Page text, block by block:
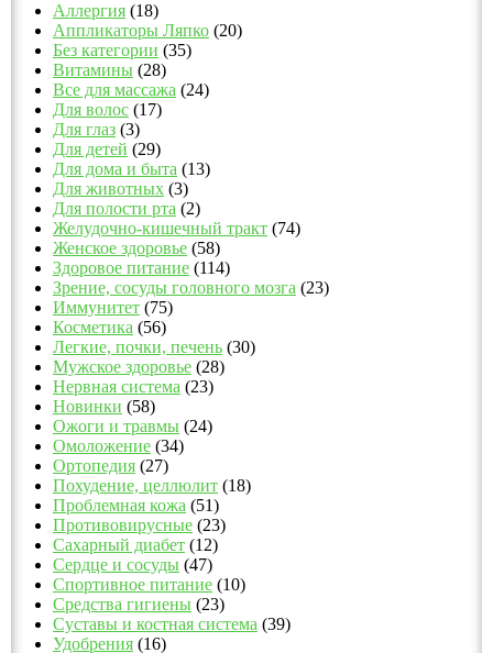
Аллергия (18)
Аппликаторы Ляпко (20)
Без категории (35)
Витамины (28)
Все для массажа (24)
Для волос (17)
Для глаз (3)
Для детей (29)
Для дома и быта (13)
Для животных (3)
Для полости рта (2)
Желудочно-кишечный тракт (74)
Женское здоровье (58)
Здоровое питание (114)
Зрение, сосуды головного мозга (23)
Иммунитет (75)
Косметика (56)
Легкие, почки, печень (30)
Мужское здоровье (28)
Нервная система (23)
Новинки (58)
Ожоги и травмы (24)
Омоложение (34)
Ортопедия (27)
Похудение, целлюлит (18)
Проблемная кожа (51)
Противовирусные (23)
Сахарный диабет (12)
Сердце и сосуды (47)
Спортивное питание (10)
Средства гигиены (23)
Суставы и костная система (39)
Удобрения (16)